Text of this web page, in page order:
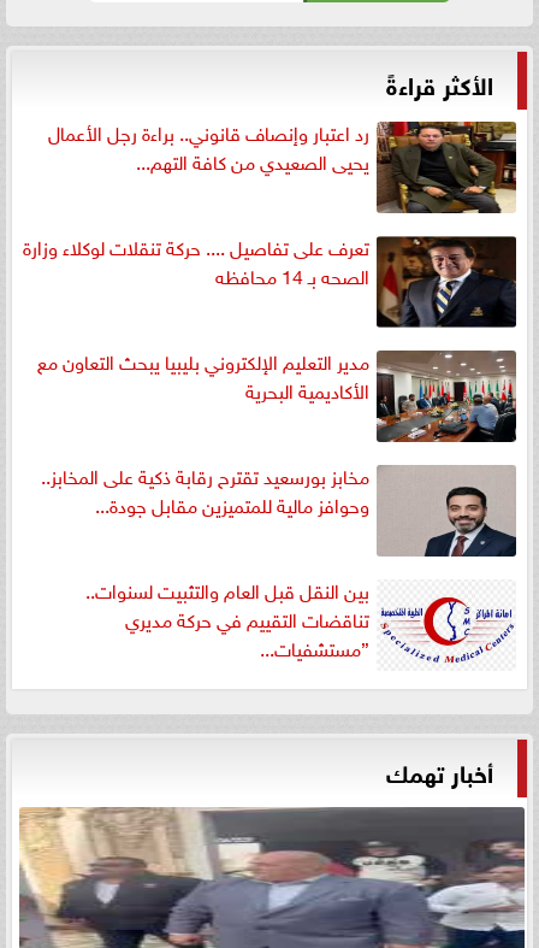
الأكثر قراءةً
رد اعتبار وإنصاف قانوني.. براءة رجل الأعمال
يحيى الصعيدي من كافة التهم...
تعرف على تفاصيل .... حركة تنقلات لوكلاء وزارة
الصحه بـ 14 محافظه
مدير التعليم الإلكتروني بليبيا يبحث التعاون مع
الأكاديمية البحرية
مخابز بورسعيد تقترح رقابة ذكية على المخابز..
وحوافز مالية للمتميزين مقابل جودة...
بين النقل قبل العام والتثبيت لسنوات..
تناقضات التقييم في حركة مديري
”مستشفيات...
أخبار تهمك